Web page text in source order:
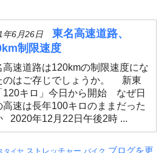
年6月26日
東名高速道路、
制限速度
高速道路は120kmの制限速度にな
のはご存じでしょうか。 新東
120キロ」今日から開始 なぜ日
高速は長年100キロのままだった
2020年12月22日午後2時 ...
タイヤ ストレッチャー バイク ブログを更